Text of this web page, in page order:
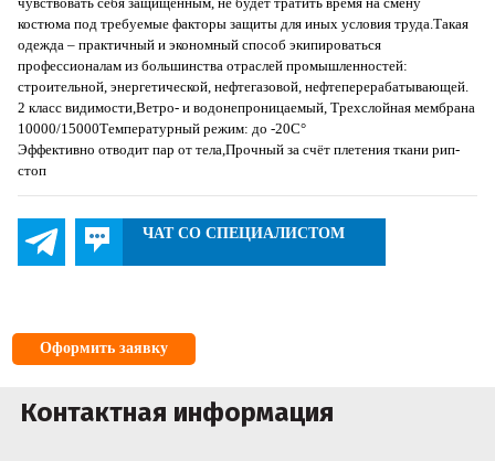
костюма под требуемые факторы защиты для иных условия труда.Такая
одежда – практичный и экономный способ экипироваться
профессионалам из большинства отраслей промышленностей:
строительной, энергетической, нефтегазовой, нефтеперерабатывающей.
2 класс видимости,Ветро- и водонепроницаемый, Трехслойная мембрана
10000/15000Температурный режим: до -20С°
Эффективно отводит пар от тела,Прочный за счёт плетения ткани рип-
стоп
ЧАТ СО СПЕЦИАЛИСТОМ
Оформить заявку
Контактная информация